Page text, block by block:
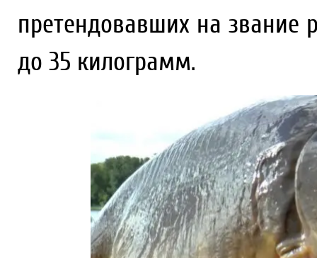
претендовавших на звание
до 35 килограмм.